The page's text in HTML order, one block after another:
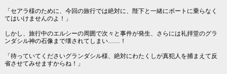
「セアラ様のために、今回の旅行では絶対に、陛下と一緒にボートに乗らなく
てはいけませんのよ！」
しかし、旅行中のエルシーの周囲で次々と事件が発生、さらには礼拝堂のグラ
ンダシル神の石像まで壊されてしまい……！
「待っていてくださいグランダシル様、絶対にわたくしが真犯人を捕まえて反
省させてみせますからね！」